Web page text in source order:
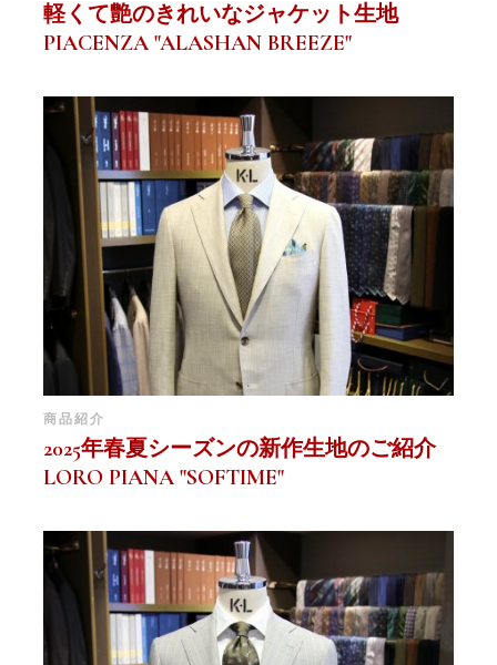
軽くて艶のきれいなジャケット生地
PIACENZA "ALASHAN BREEZE"
商品紹介
2025年春夏シーズンの新作生地のご紹介
LORO PIANA "SOFTIME"